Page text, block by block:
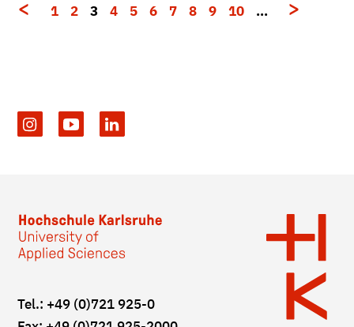
1 2 3 4 5 6 7 8 9 10 …
Tel.: +49 (0)721 925-0